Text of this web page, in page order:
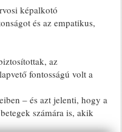
képalkotó
és az empatikus,
az
fontosságú volt a
– és azt jelenti, hogy a
számára is, akik